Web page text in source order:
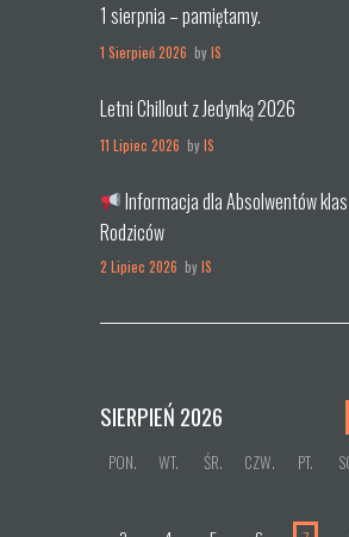
1 sierpnia – pamiętamy.
1 Sierpień 2026 byIS
Letni Chillout z Jedynką 2026
11 Lipiec 2026 byIS
Informacja dla Absolwentów klas
Rodziców
2 Lipiec 2026 byIS
SIERPIEŃ 2026
PON. WT. ŚR. CZW. PT.